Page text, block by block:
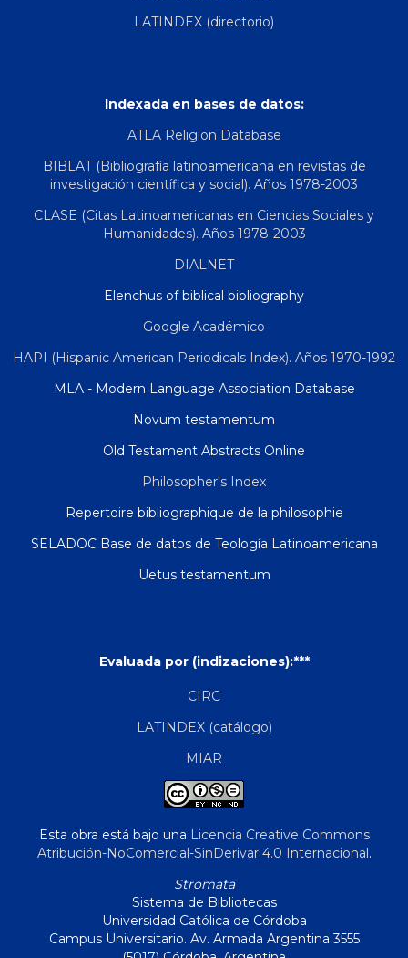
LATINDEX (directorio)
Indexada en bases de datos:
ATLA Religion Database
BIBLAT (Bibliografía latinoamericana en revistas de
investigación científica y social). Años 1978-2003
CLASE (Citas Latinoamericanas en Ciencias Sociales y
Humanidades). Años 1978-2003
DIALNET
Elenchus of biblical bibliography
Google Académico
HAPI (Hispanic American Periodicals Index). Años 1970-1992
MLA - Modern Language Association Database
Novum testamentum
Old Testament Abstracts Online
Philosopher's Index
Repertoire bibliographique de la philosophie
SELADOC Base de datos de Teología Latinoamericana
Uetus testamentum
Evaluada por (indizaciones):***
CIRC
LATINDEX (catálogo)
MIAR
Esta obra está bajo una Licencia Creative Commons
Atribución-NoComercial-SinDerivar 4.0 Internacional.
Stromata
Sistema de Bibliotecas
Universidad Católica de Córdoba
Campus Universitario. Av. Armada Argentina 3555